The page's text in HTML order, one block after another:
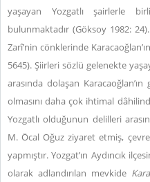
yaşayan Yozgatlı şairlerle
bulunmaktadır (Göksoy 1982:
Zarî’nin cönklerinde
5645). Şiirleri sözlü gelenekte
arasında dolaşan
olmasını daha çok ihtimal
Yozgatlı olduğunun delilleri
M. Öcal Oğuz ziyaret etmiş,
yapmıştır. Yozgat’ın Aydıncık
olarak adlandırılan mevkide